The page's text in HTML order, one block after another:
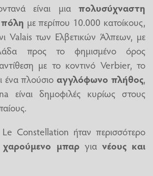
είναι μια πολυσύχναστη
με περίπου 10.000 κατοίκους,
Valais των Ελβετικών Άλπεων, με
προς το φημισμένο όρος
με το κοντινό Verbier, το
ένα πλούσιοαγγλόφωνο πλήθος,
είναι δημοφιλές κυρίως στους
Constellation ήταν περισσότερο
μπαργια νέους και